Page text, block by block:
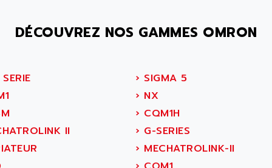
DÉCOUVREZ NOS GAMMES OMRON
› SIGMA 5
› NX
› CQM1H
II › G-SERIES
› MECHATROLINK-II